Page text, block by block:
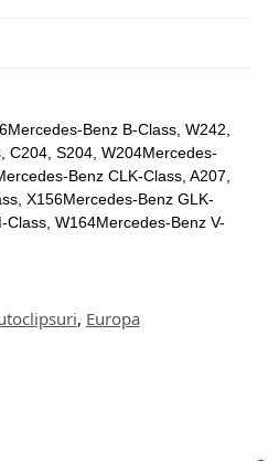
Benz B-Class, W242,
C204, S204, W204Mercedes-
Benz CLK-Class, A207,
X156Mercedes-Benz GLK-
W164Mercedes-Benz V-
, Europa